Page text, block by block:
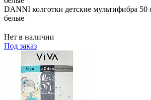
DANNI колготки детские мультифибра
белые
Нет в наличии
Под заказ